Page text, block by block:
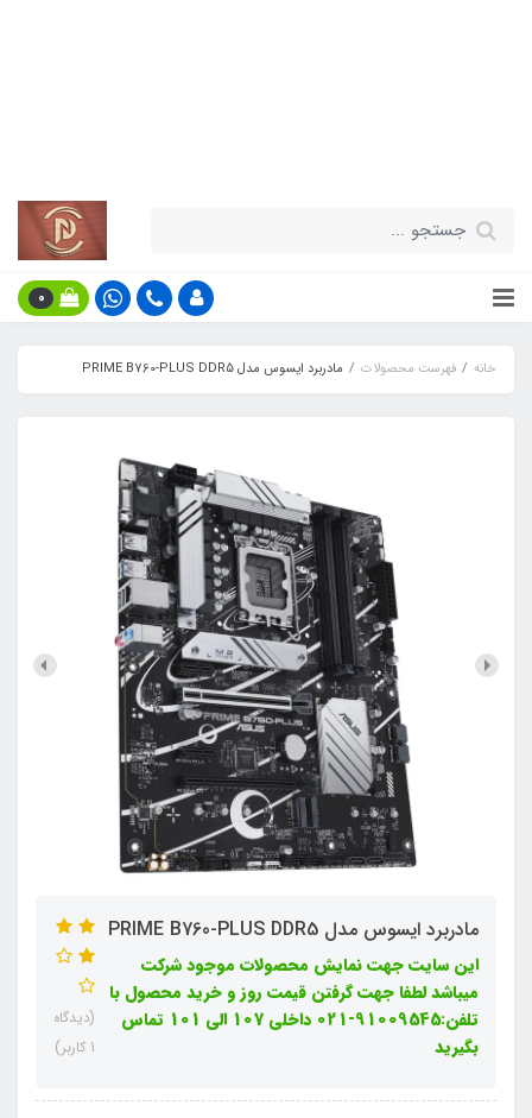
0
خانه فهرست محصولات مادربرد ایسوس مدل PRIME B760-PLUS DDR5
مادربرد ایسوس مدل PRIME B760-PLUS DDR5
این سایت جهت نمایش محصولات موجود شرکت
میباشد لطفا جهت گرفتن قیمت روز و خرید محصول با
تلفن:91009545-021 داخلی 107 الی 101 تماس
بگیرید
(دیدگاه
1 کاربر)